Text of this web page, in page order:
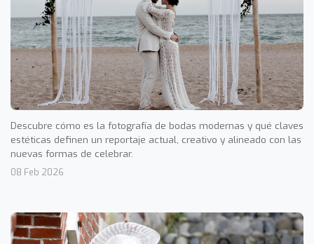
Descubre cómo es la fotografía de bodas modernas y qué claves
estéticas definen un reportaje actual, creativo y alineado con las
nuevas formas de celebrar.
08 Feb 2026